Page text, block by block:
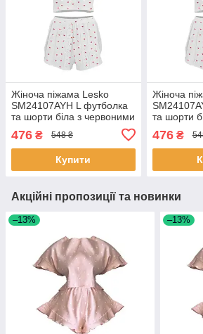
Жіноча піжама Lesko
SM24107AYH L футболка
та шорти біла з червоними
476 ₴ 548 ₴
Купити
Жіноча
та шорти
476₴
Акційні пропозиції та новинки
–13% –13%